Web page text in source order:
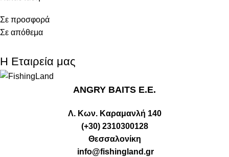
Σε προσφορά
Σε απόθεμα
Η Εταιρεία μας
ANGRY BAITS Ε.Ε.
Λ. Κων. Καραμανλή 140
(+30) 2310300128
Θεσσαλονίκη
info@fishingland.gr